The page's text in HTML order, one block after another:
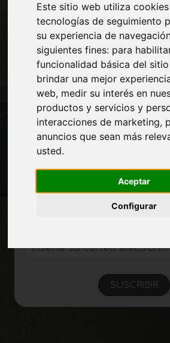
Este sitio web utiliza
tecnologías de seguimiento
su experiencia de
siguientes fines: para
funcionalidad básica del
brindar una mejor
web, medir su interés en
productos y servicios y
interacciones de marketing,
anuncios que sean más
usted.
Aceptar
Configurar
Quienes somos
Corte-comercial
Contactos
Exposiciones
Journal
Presentarte
Privacidad
Mapa del sitio
No se pierda las últimas
las novedades de las
productos, las tecnologías
SUSCRIBIR